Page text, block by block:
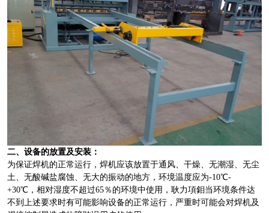
二、设备的放置及安装：
为保证焊机的正常运行，焊机应该放置于通风、干燥、无潮湿、无尘
土、无酸碱盐腐蚀、无大的振动的地方，环境温度应为-10℃-
+30℃，相对湿度不超过65％的环境中使用，耿力項鉬当环境条件达
不到上述要求时有可能影响设备的正常运行，严重时可能会对焊机及